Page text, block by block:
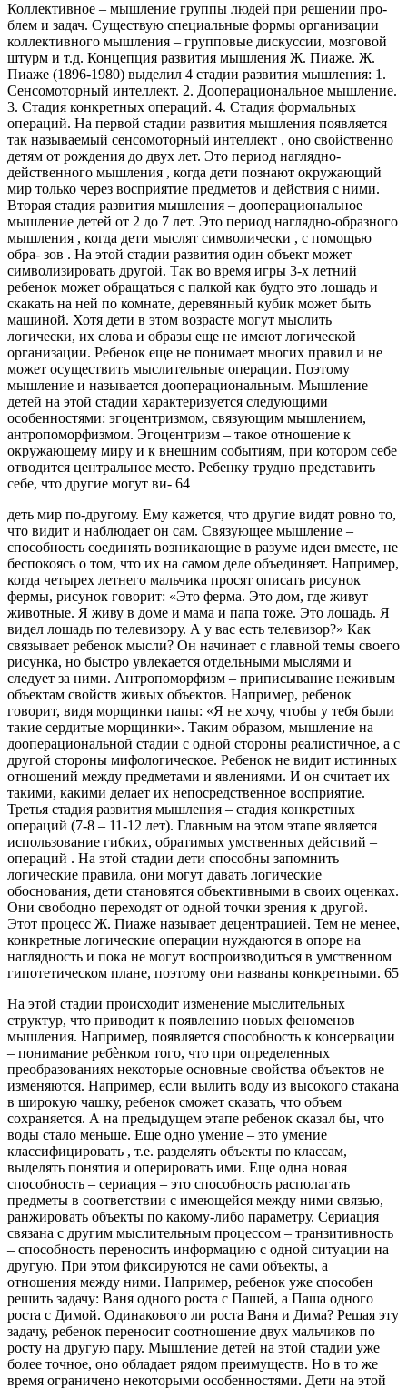
Коллективное – мышление группы людей при решении про-
блем и задач. Существую специальные формы организации
коллективного мышления – групповые дискуссии, мозговой
штурм и т.д. Концепция развития мышления Ж. Пиаже. Ж.
Пиаже (1896-1980) выделил 4 стадии развития мышления: 1.
Сенсомоторный интеллект. 2. Дооперациональное мышление.
3. Стадия конкретных операций. 4. Стадия формальных
операций. На первой стадии развития мышления появляется
так называемый сенсомоторный интеллект , оно свойственно
детям от рождения до двух лет. Это период наглядно-
действенного мышления , когда дети познают окружающий
мир только через восприятие предметов и действия с ними.
Вторая стадия развития мышления – дооперациональное
мышление детей от 2 до 7 лет. Это период наглядно-образного
мышления , когда дети мыслят символически , с помощью
обра- зов . На этой стадии развития один объект может
символизировать другой. Так во время игры 3-х летний
ребенок может обращаться с палкой как будто это лошадь и
скакать на ней по комнате, деревянный кубик может быть
машиной. Хотя дети в этом возрасте могут мыслить
логически, их слова и образы еще не имеют логической
организации. Ребенок еще не понимает многих правил и не
может осуществить мыслительные операции. Поэтому
мышление и называется дооперациональным. Мышление
детей на этой стадии характеризуется следующими
особенностями: эгоцентризмом, связующим мышлением,
антропоморфизмом. Эгоцентризм – такое отношение к
окружающему миру и к внешним событиям, при котором себе
отводится центральное место. Ребенку трудно представить
себе, что другие могут ви- 64
деть мир по-другому. Ему кажется, что другие видят ровно то,
что видит и наблюдает он сам. Связующее мышление –
способность соединять возникающие в разуме идеи вместе, не
беспокоясь о том, что их на самом деле объединяет. Например,
когда четырех летнего мальчика просят описать рисунок
фермы, рисунок говорит: «Это ферма. Это дом, где живут
животные. Я живу в доме и мама и папа тоже. Это лошадь. Я
видел лошадь по телевизору. А у вас есть телевизор?» Как
связывает ребенок мысли? Он начинает с главной темы своего
рисунка, но быстро увлекается отдельными мыслями и
следует за ними. Антропоморфизм – приписывание неживым
объектам свойств живых объектов. Например, ребенок
говорит, видя морщинки папы: «Я не хочу, чтобы у тебя были
такие сердитые морщинки». Таким образом, мышление на
дооперациональной стадии с одной стороны реалистичное, а с
другой стороны мифологическое. Ребенок не видит истинных
отношений между предметами и явлениями. И он считает их
такими, какими делает их непосредственное восприятие.
Третья стадия развития мышления – стадия конкретных
операций (7-8 – 11-12 лет). Главным на этом этапе является
использование гибких, обратимых умственных действий –
операций . На этой стадии дети способны запомнить
логические правила, они могут давать логические
обоснования, дети становятся объективными в своих оценках.
Они свободно переходят от одной точки зрения к другой.
Этот процесс Ж. Пиаже называет децентрацией. Тем не менее,
конкретные логические операции нуждаются в опоре на
наглядность и пока не могут воспроизводиться в умственном
гипотетическом плане, поэтому они названы конкретными. 65
На этой стадии происходит изменение мыслительных
структур, что приводит к появлению новых феноменов
мышления. Например, появляется способность к консервации
– понимание ребѐнком того, что при определенных
преобразованиях некоторые основные свойства объектов не
изменяются. Например, если вылить воду из высокого стакана
в широкую чашку, ребенок сможет сказать, что объем
сохраняется. А на предыдущем этапе ребенок сказал бы, что
воды стало меньше. Еще одно умение – это умение
классифицировать , т.е. разделять объекты по классам,
выделять понятия и оперировать ими. Еще одна новая
способность – сериация – это способность располагать
предметы в соответствии с имеющейся между ними связью,
ранжировать объекты по какому-либо параметру. Сериация
связана с другим мыслительным процессом – транзитивность
– способность переносить информацию с одной ситуации на
другую. При этом фиксируются не сами объекты, а
отношения между ними. Например, ребенок уже способен
решить задачу: Ваня одного роста с Пашей, а Паша одного
роста с Димой. Одинакового ли роста Ваня и Дима? Решая эту
задачу, ребенок переносит соотношение двух мальчиков по
росту на другую пару. Мышление детей на этой стадии уже
более точное, оно обладает рядом преимуществ. Но в то же
время ограничено некоторыми особенностями. Дети на этой